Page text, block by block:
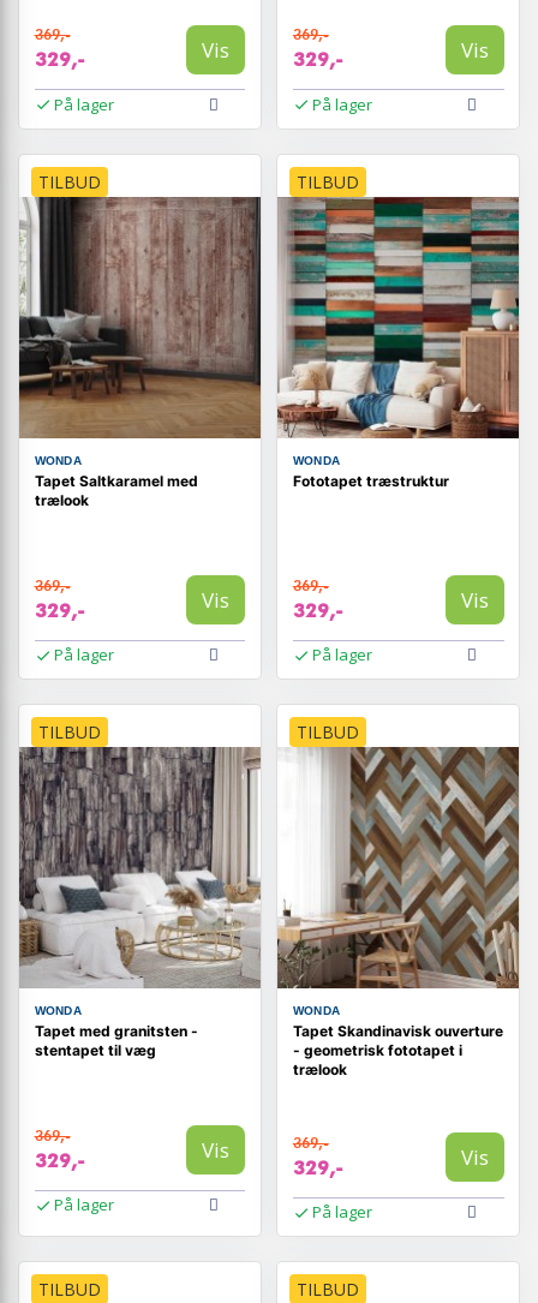
369,-
329,- Vis
På lager
369,-
329,- Vis
På lager
TILBUD
WONDA
Tapet Saltkaramel med
trælook
369,-
329,- Vis
På lager
TILBUD
WONDA
Fototapet træstruktur
369,-
329,- Vis
På lager
TILBUD
WONDA
Tapet med granitsten -
stentapet til væg
369,-
329,- Vis
På lager
TILBUD
WONDA
Tapet Skandinavisk ouverture
- geometrisk fototapet i
trælook
369,-
329,- Vis
På lager
TILBUD TILBUD